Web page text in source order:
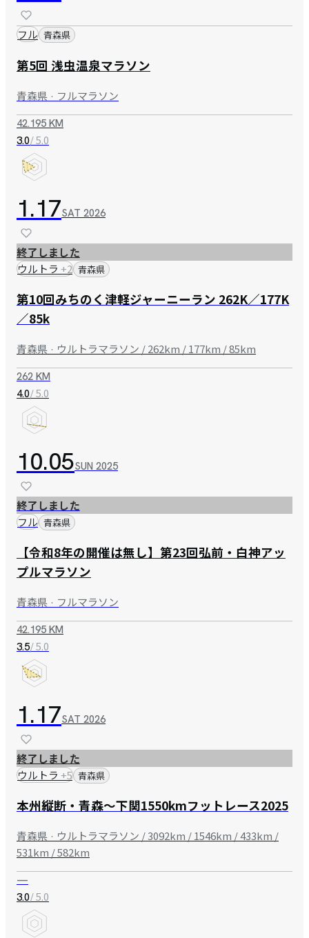
フル 青森県
第5回 浅虫温泉マラソン
青森県 · フルマラソン
42.195 KM
3.0/ 5.0
1.17SAT 2026
終了しました
ウルトラ +2 青森県
第10回みちのく津軽ジャーニーラン 262K／177K
／85k
青森県 · ウルトラマラソン / 262km / 177km / 85km
262 KM
4.0/ 5.0
10.05SUN 2025
終了しました
フル 青森県
【令和8年の開催は無し】第23回弘前・白神アッ
プルマラソン
青森県 · フルマラソン
42.195 KM
3.5/ 5.0
1.17SAT 2026
終了しました
ウルトラ +5 青森県
本州縦断・青森～下関1550kmフットレース2025
青森県 · ウルトラマラソン / 3092km / 1546km / 433km /
531km / 582km
—
3.0/ 5.0